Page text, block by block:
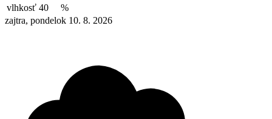
vlhkosť 40
%
zajtra, pondelok 10. 8. 2026